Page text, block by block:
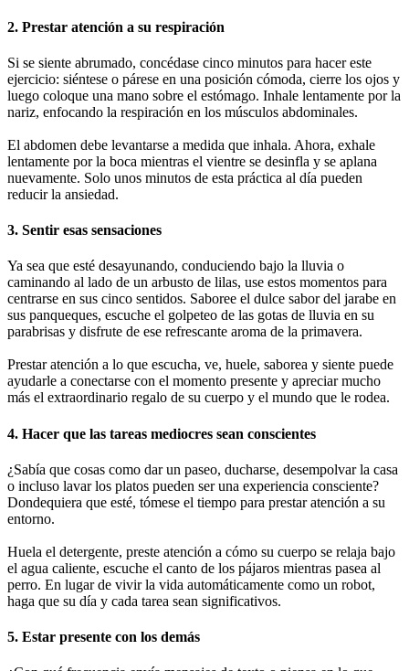
2. Prestar atención a su respiración
Si se siente abrumado, concédase cinco minutos para hacer este
ejercicio: siéntese o párese en una posición cómoda, cierre los ojos y
luego coloque una mano sobre el estómago. Inhale lentamente por la
nariz, enfocando la respiración en los músculos abdominales.
El abdomen debe levantarse a medida que inhala. Ahora, exhale
lentamente por la boca mientras el vientre se desinfla y se aplana
nuevamente. Solo unos minutos de esta práctica al día pueden
reducir la ansiedad.
3. Sentir esas sensaciones
Ya sea que esté desayunando, conduciendo bajo la lluvia o
caminando al lado de un arbusto de lilas, use estos momentos para
centrarse en sus cinco sentidos. Saboree el dulce sabor del jarabe en
sus panqueques, escuche el golpeteo de las gotas de lluvia en su
parabrisas y disfrute de ese refrescante aroma de la primavera.
Prestar atención a lo que escucha, ve, huele, saborea y siente puede
ayudarle a conectarse con el momento presente y apreciar mucho
más el extraordinario regalo de su cuerpo y el mundo que le rodea.
4. Hacer que las tareas mediocres sean conscientes
¿Sabía que cosas como dar un paseo, ducharse, desempolvar la casa
o incluso lavar los platos pueden ser una experiencia consciente?
Dondequiera que esté, tómese el tiempo para prestar atención a su
entorno.
Huela el detergente, preste atención a cómo su cuerpo se relaja bajo
el agua caliente, escuche el canto de los pájaros mientras pasea al
perro. En lugar de vivir la vida automáticamente como un robot,
haga que su día y cada tarea sean significativos.
5. Estar presente con los demás